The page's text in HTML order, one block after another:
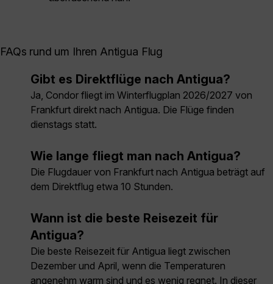
FAQs rund um Ihren Antigua Flug
Gibt es Direktflüge nach Antigua?
Ja, Condor fliegt im Winterflugplan 2026/2027 von
Frankfurt direkt nach Antigua. Die Flüge finden
dienstags statt.
Wie lange fliegt man nach Antigua?
Die Flugdauer von Frankfurt nach Antigua beträgt auf
dem Direktflug etwa 10 Stunden.
Wann ist die beste Reisezeit für
Antigua?
Die beste Reisezeit für Antigua liegt zwischen
Dezember und April, wenn die Temperaturen
angenehm warm sind und es wenig regnet. In dieser